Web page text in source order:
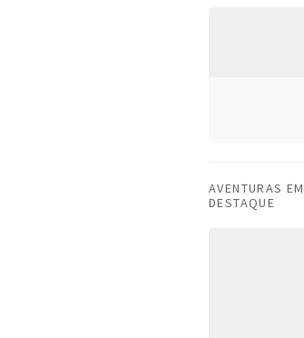
AVENTURAS EM
DESTAQUE